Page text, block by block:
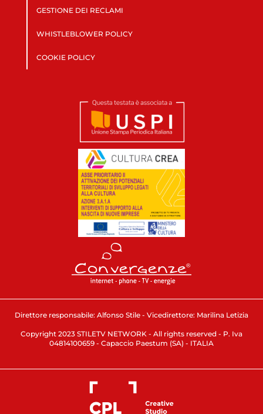
GESTIONE DEI RECLAMI
WHISTLEBLOWER POLICY
COOKIE POLICY
Direttore responsabile: Alfonso Stile - Vicedirettore: Marilina Letizia
Copyright 2023 STILETV NETWORK - All rights reserved - P. Iva
04814100659 - Capaccio Paestum (SA) - ITALIA